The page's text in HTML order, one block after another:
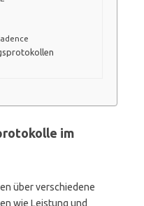
im
über verschiedene
wie Leistung und